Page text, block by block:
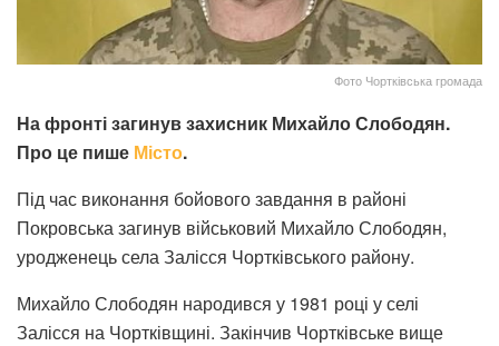
Фото Чортківська громада
На фронті загинув захисник Михайло Слободян.
Про це пише Місто.
Під час виконання бойового завдання в районі
Покровська загинув військовий Михайло Слободян,
уродженець села Залісся Чортківського району.
Михайло Слободян народився у 1981 році у селі
Залісся на Чортківщині. Закінчив Чортківське вище